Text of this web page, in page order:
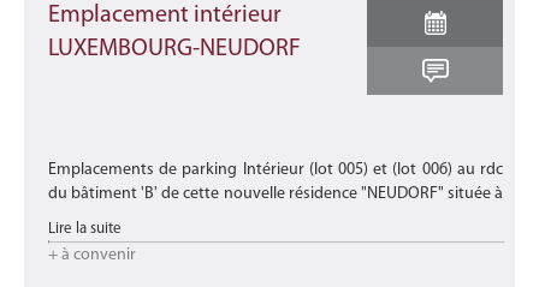
Emplacement intérieur
LUXEMBOURG-NEUDORF
Emplacements de parking Intérieur (lot 005) et (lot 006) au rdc
du bâtiment 'B' de cette nouvelle résidence "NEUDORF" située à
Luxembourg-Neudorf dans un écrin de verdure proche des
axes autoro ...
Lire la suite
+ à convenir